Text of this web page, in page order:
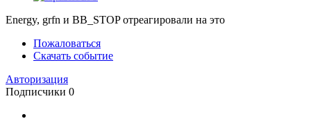
Energy, grfn и BB_STOP отреагировали на это
Пожаловаться
Скачать событие
Авторизация
Подписчики 0